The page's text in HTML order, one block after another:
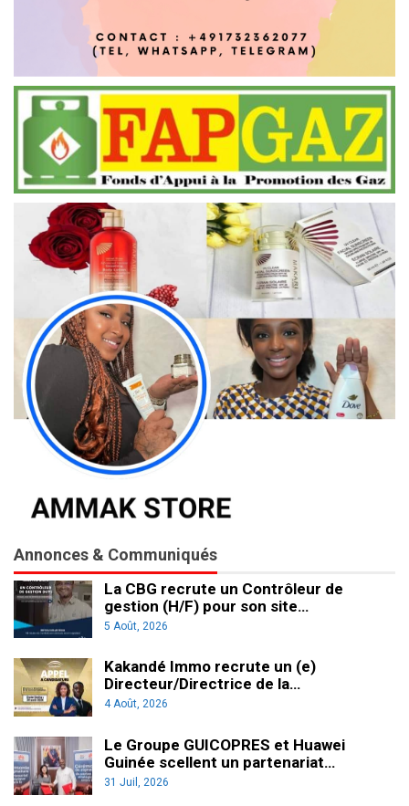
Annonces & Communiqués
La CBG recrute un Contrôleur de
gestion (H/F) pour son site…
5 Août, 2026
Kakandé Immo recrute un (e)
Directeur/Directrice de la…
4 Août, 2026
Le Groupe GUICOPRES et Huawei
Guinée scellent un partenariat…
31 Juil, 2026